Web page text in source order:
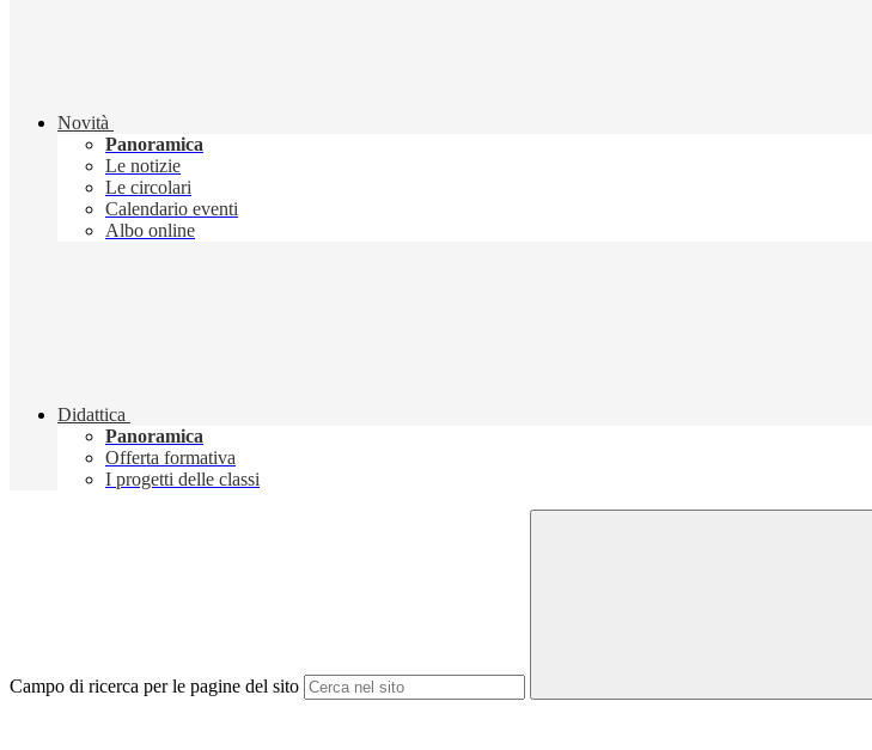
Novità
Panoramica
Le notizie
Le circolari
Calendario eventi
Albo online
Didattica
Panoramica
Offerta formativa
I progetti delle classi
Campo di ricerca per le pagine del sito